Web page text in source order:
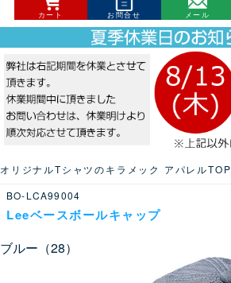
カート お問合せ メール
オリジナルTシャツのキラメック アパレルTOP
BO-LCA99004
Leeベースボールキャップ
ブルー（28）